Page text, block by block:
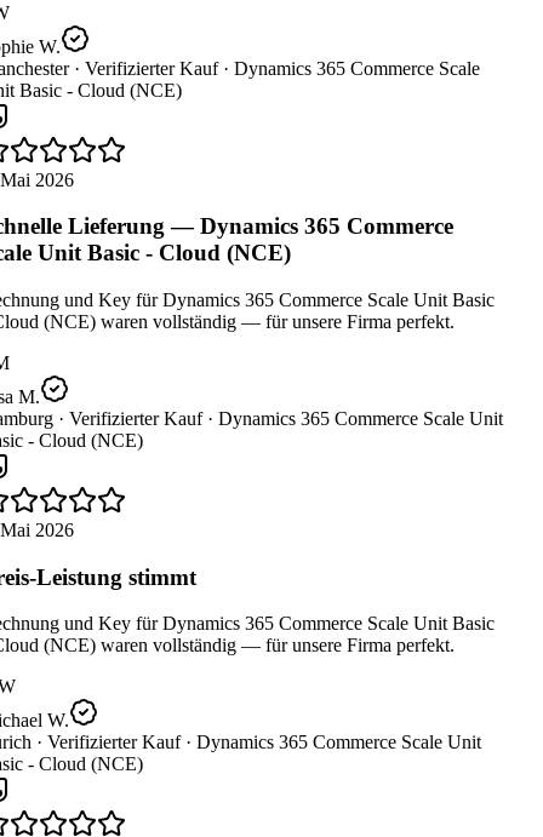
W.
· Verifizierter Kauf · Dynamics 365 Commerce Scale
Basic - Cloud (NCE)
2026
Lieferung — Dynamics 365 Commerce
Unit Basic - Cloud (NCE)
und Key für Dynamics 365 Commerce Scale Unit Basic
(NCE) waren vollständig — für unsere Firma perfekt.
M.
· Verifizierter Kauf · Dynamics 365 Commerce Scale Unit
- Cloud (NCE)
2026
Leistung stimmt
und Key für Dynamics 365 Commerce Scale Unit Basic
(NCE) waren vollständig — für unsere Firma perfekt.
W.
· Verifizierter Kauf · Dynamics 365 Commerce Scale Unit
- Cloud (NCE)